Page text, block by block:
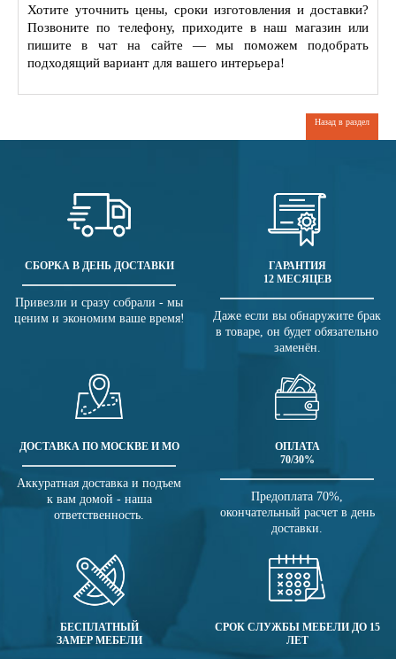
Хотите уточнить цены, сроки изготовления и доставки?
Позвоните по телефону, приходите в наш магазин или
пишите в чат на сайте — мы поможем подобрать
подходящий вариант для вашего интерьера!
Назад в раздел
СБОРКА В ДЕНЬ ДОСТАВКИ
Привезли и сразу собрали - мы
ценим и экономим ваше время!
ГАРАНТИЯ
12 МЕСЯЦЕВ
Даже если вы обнаружите брак
в товаре, он будет обязательно
заменён.
ДОСТАВКА ПО МОСКВЕ И МО
Аккуратная доставка и подъем
к вам домой - наша
ответственность.
ОПЛАТА
70/30%
Предоплата 70%,
окончательный расчет в день
доставки.
БЕСПЛАТНЫЙ
ЗАМЕР МЕБЕЛИ
СРОК СЛУЖБЫ МЕБЕЛИ ДО 15
ЛЕТ